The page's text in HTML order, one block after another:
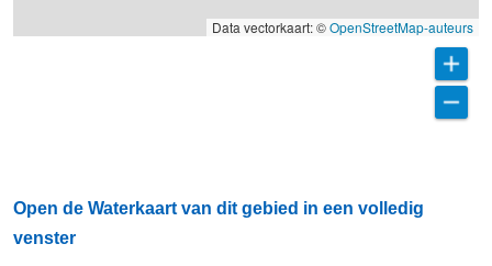
Data vectorkaart: ©OpenStreetMap-auteurs
Open de Waterkaart van dit gebied in een volledig
venster